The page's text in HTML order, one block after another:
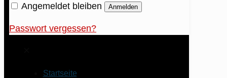
Angemeldet bleiben Anmelden
Passwort vergessen?
Startseite